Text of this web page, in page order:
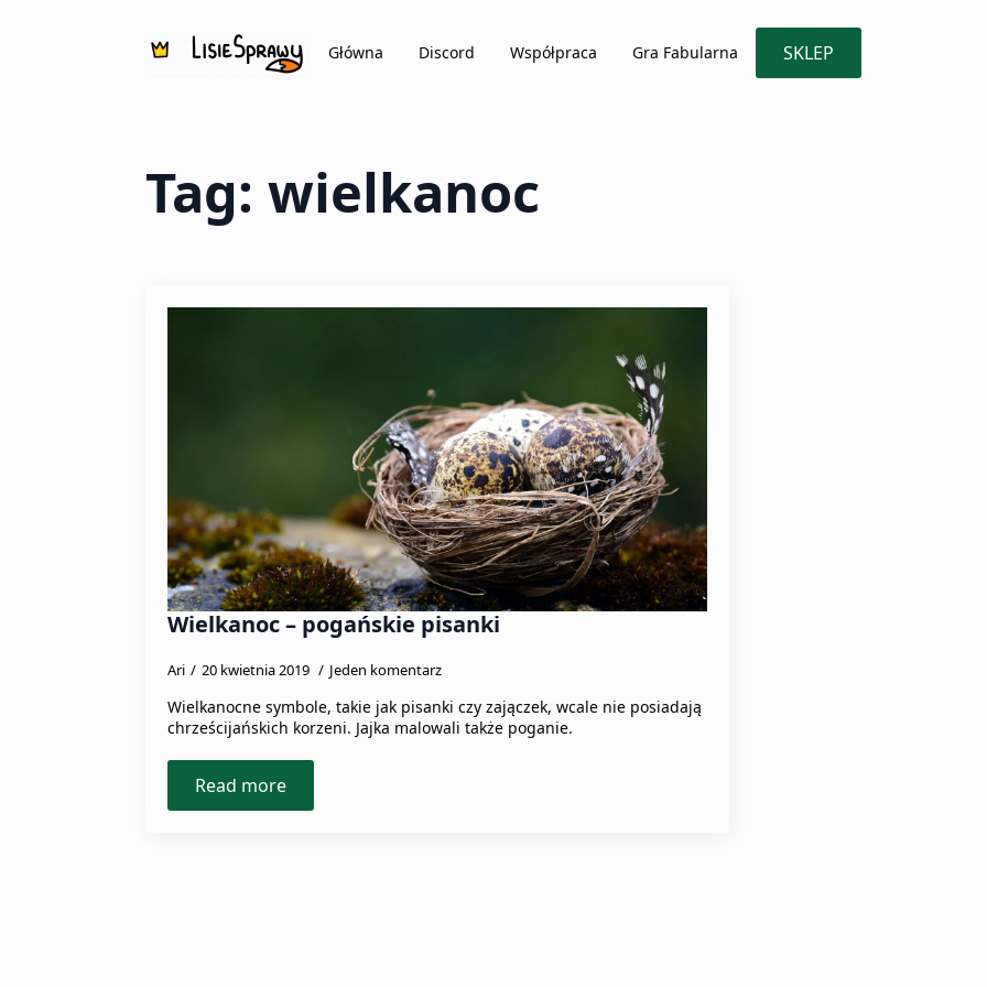
Główna Discord Współpraca Gra Fabularna SKLEP
Tag: wielkanoc
Wielkanoc – pogańskie pisanki
Ari 20 kwietnia 2019 Jeden komentarz
Wielkanocne symbole, takie jak pisanki czy zajączek, wcale nie posiadają
chrześcijańskich korzeni. Jajka malowali także poganie.
Read more